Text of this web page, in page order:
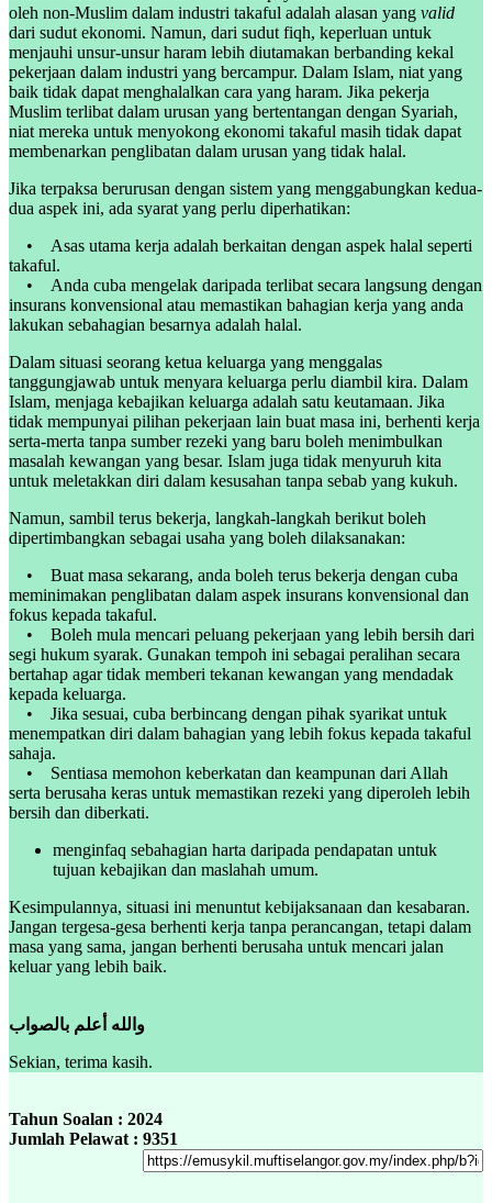
oleh non-Muslim dalam industri takaful adalah alasan yang valid
dari sudut ekonomi. Namun, dari sudut fiqh, keperluan untuk
menjauhi unsur-unsur haram lebih diutamakan berbanding kekal
pekerjaan dalam industri yang bercampur. Dalam Islam, niat yang
baik tidak dapat menghalalkan cara yang haram. Jika pekerja
Muslim terlibat dalam urusan yang bertentangan dengan Syariah,
niat mereka untuk menyokong ekonomi takaful masih tidak dapat
membenarkan penglibatan dalam urusan yang tidak halal.
Jika terpaksa berurusan dengan sistem yang menggabungkan kedua-
dua aspek ini, ada syarat yang perlu diperhatikan:
• Asas utama kerja adalah berkaitan dengan aspek halal seperti
takaful.
• Anda cuba mengelak daripada terlibat secara langsung dengan
insurans konvensional atau memastikan bahagian kerja yang anda
lakukan sebahagian besarnya adalah halal.
Dalam situasi seorang ketua keluarga yang menggalas
tanggungjawab untuk menyara keluarga perlu diambil kira. Dalam
Islam, menjaga kebajikan keluarga adalah satu keutamaan. Jika
tidak mempunyai pilihan pekerjaan lain buat masa ini, berhenti kerja
serta-merta tanpa sumber rezeki yang baru boleh menimbulkan
masalah kewangan yang besar. Islam juga tidak menyuruh kita
untuk meletakkan diri dalam kesusahan tanpa sebab yang kukuh.
Namun, sambil terus bekerja, langkah-langkah berikut boleh
dipertimbangkan sebagai usaha yang boleh dilaksanakan:
• Buat masa sekarang, anda boleh terus bekerja dengan cuba
meminimakan penglibatan dalam aspek insurans konvensional dan
fokus kepada takaful.
• Boleh mula mencari peluang pekerjaan yang lebih bersih dari
segi hukum syarak. Gunakan tempoh ini sebagai peralihan secara
bertahap agar tidak memberi tekanan kewangan yang mendadak
kepada keluarga.
• Jika sesuai, cuba berbincang dengan pihak syarikat untuk
menempatkan diri dalam bahagian yang lebih fokus kepada takaful
sahaja.
• Sentiasa memohon keberkatan dan keampunan dari Allah
serta berusaha keras untuk memastikan rezeki yang diperoleh lebih
bersih dan diberkati.
menginfaq sebahagian harta daripada pendapatan untuk
tujuan kebajikan dan maslahah umum.
Kesimpulannya, situasi ini menuntut kebijaksanaan dan kesabaran.
Jangan tergesa-gesa berhenti kerja tanpa perancangan, tetapi dalam
masa yang sama, jangan berhenti berusaha untuk mencari jalan
keluar yang lebih baik.
والله أعلم بالصواب
Sekian, terima kasih.
Tahun Soalan : 2024
Jumlah Pelawat : 9351